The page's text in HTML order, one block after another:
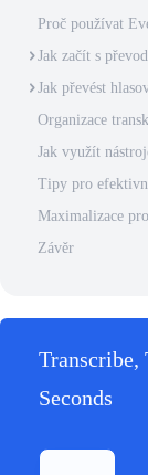
Proč používat
Jak začít s
Jak převést
Organizace
Jak využít
Tipy pro
Maximalizace
Závěr
Transcribe,
Seconds